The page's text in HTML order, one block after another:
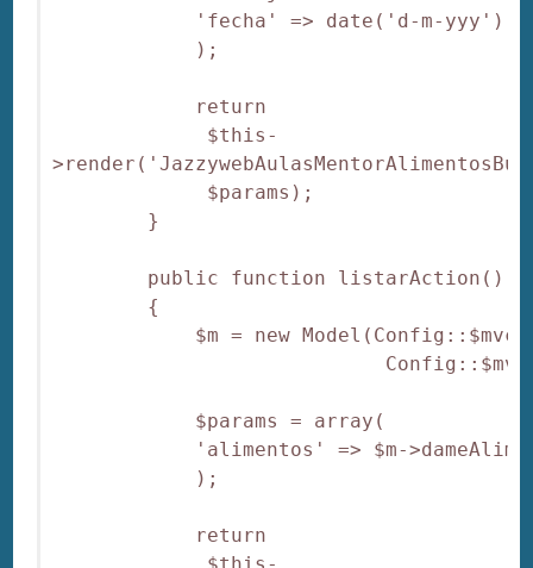
'fecha' => date('d-m-yyy'),
);
return
$this-
$params);
}
public function listarAction()
{
$m = new
Config::$mvc_bd_clave,
$params = array(
'alimentos' => $m-
);
return